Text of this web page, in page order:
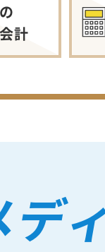
計
デ